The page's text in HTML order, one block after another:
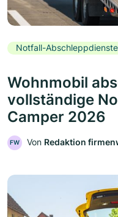
Notfall-Abschleppdienste
Wohnmobil
vollständige
Camper 2026
FW Von Redaktion